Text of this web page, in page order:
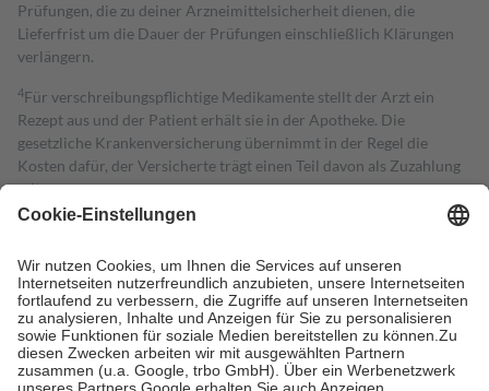
Prüfungen, die zu deiner Arzneimittelsicherheit dienen, die
Lieferfrist um die Dauer der Prüfungen einschließlich Klärungen
verlängern.
4Für verschreibungspflichtige Medikamente stellt der Arzt ein
Rezept aus und der Patient erhält sie in der Apotheke. Die
gesetzliche Krankenversicherung übernimmt in der Regel die
Kosten dafür, der Versicherte trägt einen Teil davon als Zuzahlung
mit.
Grundsätzlich leisten Mitglieder Zuzahlungen in Höhe von zehn
höchstens zehn Euro.
Es sind jedoch nie mehr als die tatsächlichen
Kosten der Leistung zu entrichten.
Diese Regeln gelten grundsätzlich auch für Online-Apotheken.
Bei Heilmitteln und häuslicher Krankenpflege beträgt die
Zuzahlung zehn Prozent der Kosten sowie zehn Euro je
Verordnung.